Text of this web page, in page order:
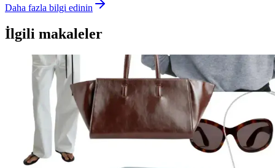
Daha fazla bilgi edinin
İlgili makaleler